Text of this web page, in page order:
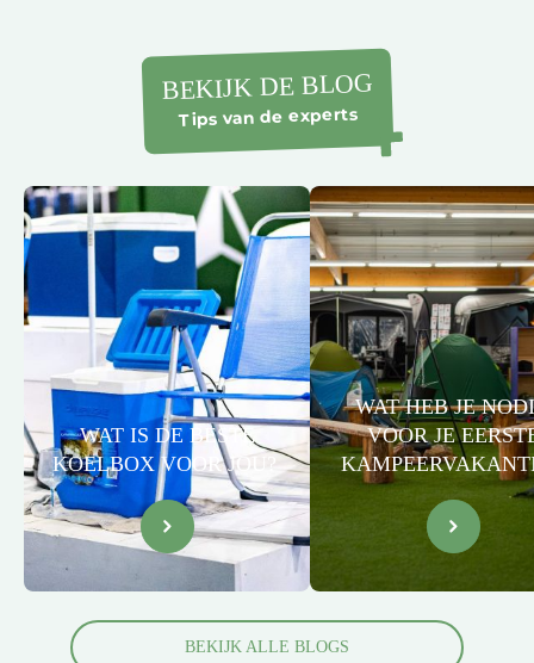
BEKIJK DE BLOG
Tips van de experts
BEKIJK ALLE BLOGS
WAT IS DE BESTE
KOELBOX VOOR JOU?
WAT HEB JE
VOOR JE